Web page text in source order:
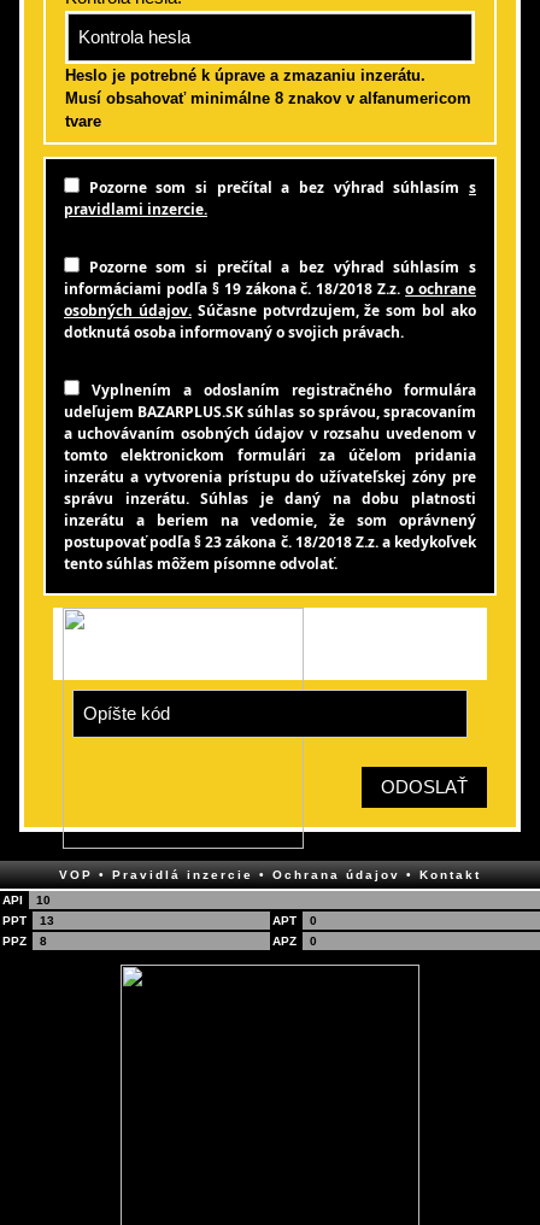
Heslo je potrebné k úprave a zmazaniu inzerátu.
Musí obsahovať minimálne 8 znakov v alfanumericom
tvare
Pozorne som si prečítal a bez výhrad súhlasím s
pravidlami inzercie.
Pozorne som si prečítal a bez výhrad súhlasím s
informáciami podľa § 19 zákona č. 18/2018 Z.z.o ochrane
osobných údajov.Súčasne potvrdzujem, že som bol ako
dotknutá osoba informovaný o svojich právach.
Vyplnením a odoslaním registračného formulára
udeľujem BAZARPLUS.SK súhlas so správou, spracovaním
a uchovávaním osobných údajov v rozsahu uvedenom v
tomto elektronickom formulári za účelom pridania
inzerátu a vytvorenia prístupu do užívateľskej zóny pre
správu inzerátu. Súhlas je daný na dobu platnosti
inzerátu a beriem na vedomie, že som oprávnený
postupovať podľa § 23 zákona č. 18/2018 Z.z. a kedykoľvek
tento súhlas môžem písomne odvolať.
ODOSLAŤ
VOP• Pravidlá inzercie• Ochrana údajov• Kontakt
API
10
PPT
13 APT
0
PPZ
8 APZ 0